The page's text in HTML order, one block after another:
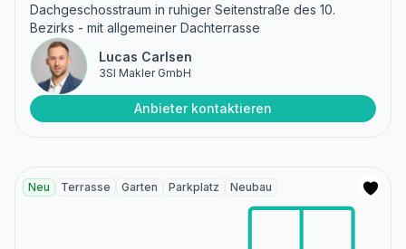
Dachgeschosstraum in ruhiger Seitenstraße des 10.
Bezirks - mit allgemeiner Dachterrasse
Lucas Carlsen
3SI Makler GmbH
Anbieter kontaktieren
Neu Terrasse Garten Parkplatz Neubau